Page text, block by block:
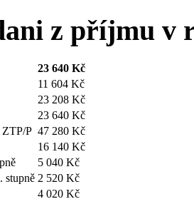
z příjmu v
23 640 Kč
11 604 Kč
23 208 Kč
23 640 Kč
ZTP/P 47 280 Kč
16 140 Kč
5 040 Kč
stupně 2 520 Kč
4 020 Kč